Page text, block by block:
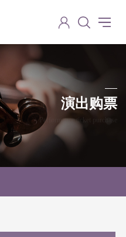
演出购票
Performance ticket purchase